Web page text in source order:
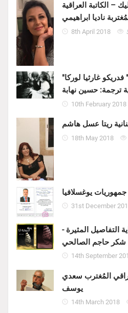
– الكاتبة العراقية
ناديا ابراهيمي
8th April 2018
"نصف رغيف وكتاب" فدريكو غارثيا لوركا
ترجمة: حسين نهابة
10th February 2018
ريتا عسل هاشم
18th May 2018
جمهوريات يوغسلافيا
31st December
التفاصيل المثيرة -
شكر حاجم الصالحي
14th September
المُغترب سعدي
يوسف
14th March 2018